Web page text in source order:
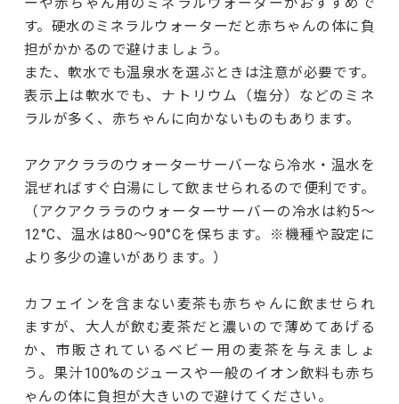
す。硬水のミネラルウォーターだと赤ちゃんの体に負
担がかかるので避けましょう。
また、軟水でも温泉水を選ぶときは注意が必要です。
表示上は軟水でも、ナトリウム（塩分）などのミネ
ラルが多く、赤ちゃんに向かないものもあります。
アクアクララのウォーターサーバーなら冷水・温水を
混ぜればすぐ白湯にして飲ませられるので便利です。
（アクアクララのウォーターサーバーの冷水は約5～
12°C、温水は80～90°Cを保ちます。※機種や設定に
より多少の違いがあります。）
カフェインを含まない麦茶も赤ちゃんに飲ませられ
ますが、大人が飲む麦茶だと濃いので薄めてあげる
か、市販されているベビー用の麦茶を与えましょ
う。果汁100%のジュースや一般のイオン飲料も赤ち
ゃんの体に負担が大きいので避けてください。